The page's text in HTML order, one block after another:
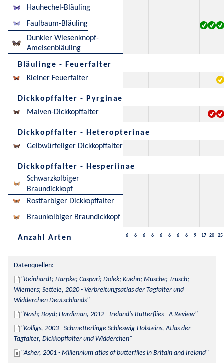
Hauhechel-Bläuling
Faulbaum-Bläuling
Dunkler Wiesenknopf-
Ameisenbläuling
Bläulinge - Feuerfalter
Kleiner Feuerfalter
Dickkopffalter - Pyrginae
Malven-Dickkopffalter
Dickkopffalter - Heteropterinae
Gelbwürfeliger Dickkopffalter
Dickkopffalter - Hesperiinae
Schwarzkolbiger
Braundickkopf
Rostfarbiger Dickkopffalter
Braunkolbiger Braundickkopf
Anzahl Arten 6 6 6 6 6 6 6 6 9 17 20 25
Datenquellen:
Reinhardt; Harpke; Caspari; Dolek; Kuehn; Musche; Trusch;
Wiemers; Settele, 2020 - Verbreitungsatlas der Tagfalter und
Widderchen Deutschlands
Nash; Boyd; Hardiman, 2012 - Ireland's Butterflies - A Review
Kolligs, 2003 - Schmetterlinge Schleswig-Holsteins, Atlas der
Tagfalter, Dickkopffalter und Widderchen
Asher, 2001 - Millennium atlas of butterflies in Britain and Ireland